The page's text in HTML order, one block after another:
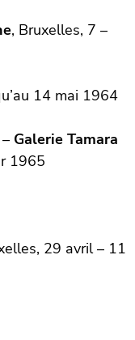
, Bruxelles, 7 –
14 mai 1964
Galerie Tamara
1965
29 avril – 11